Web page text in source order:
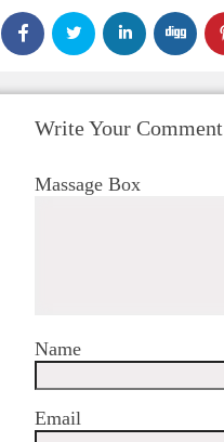
Write Your Comment
Massage Box
Name
Email